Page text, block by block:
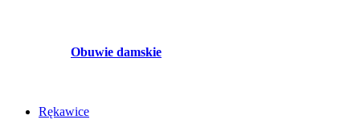
Obuwie damskie
Rękawice